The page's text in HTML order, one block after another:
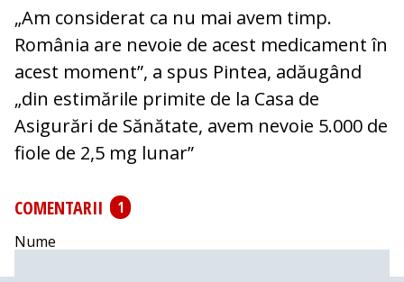
„Am considerat ca nu mai avem timp.
România are nevoie de acest medicament în
acest moment”, a spus Pintea, adăugând
„din estimările primite de la Casa de
Asigurări de Sănătate, avem nevoie 5.000 de
fiole de 2,5 mg lunar”
COMENTARII
1
Nume